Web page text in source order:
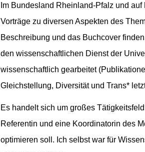
Im Bundesland Rheinland-Pfalz und
Vorträge zu diversen Aspekten des
Beschreibung und das Buchcover
den wissenschaftlichen Dienst der
wissenschaftlich gearbeitet
Gleichstellung, Diversität und Trans*
Es handelt sich um großes
Referentin und eine Koordinatorin des
optimieren soll. Ich selbst war für